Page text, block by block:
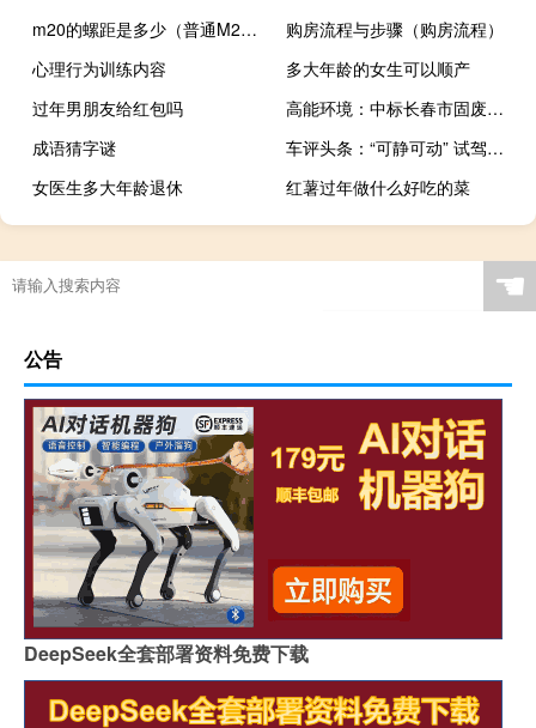
m20的螺距是多少（普通M20的螺距是多少）
购房流程与步骤（购房流程）
心理行为训练内容
多大年龄的女生可以顺产
过年男朋友给红包吗
高能环境：中标长春市固废处理项目
成语猜字谜
车评头条：“可静可动” 试驾一汽丰田威驰FS顶配版
女医生多大年龄退休
红薯过年做什么好吃的菜
☚
公告
DeepSeek全套部署资料免费下载